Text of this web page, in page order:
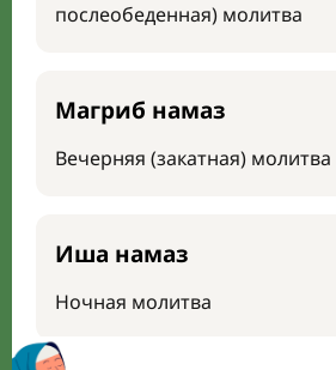
послеобеденная) молитва
Магриб намаз
Вечерняя (закатная) молитва
Иша намаз
Ночная молитва